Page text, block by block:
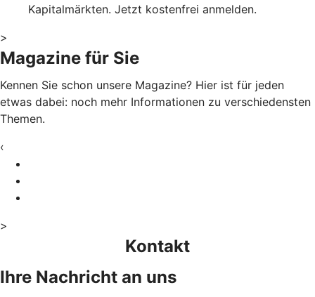
Kapitalmärkten. Jetzt kostenfrei anmelden.
>
Magazine für Sie
Kennen Sie schon unsere Magazine? Hier ist für jeden
etwas dabei: noch mehr Informationen zu verschiedensten
Themen.
‹
>
Kontakt
Ihre Nachricht an uns